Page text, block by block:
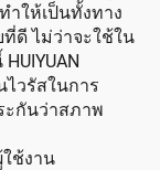
ำให้เป็นทั้งทาง
ดี ไม่ว่าจะใช้ใน
ไวรัสในการ
ะกันว่าสภาพ
ช้งาน